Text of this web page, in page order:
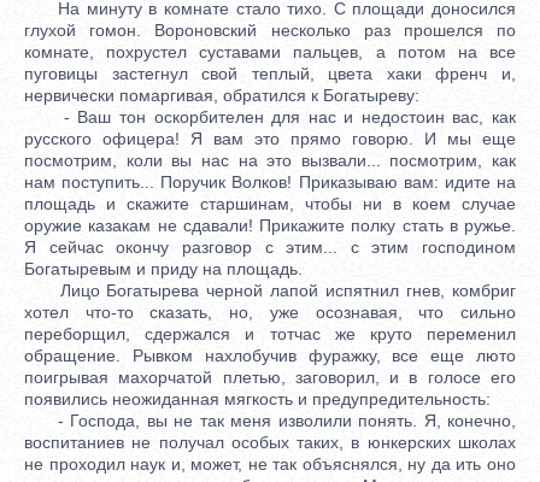
На минуту в комнате стало тихо. С площади доносился
глухой гомон. Вороновский несколько раз прошелся по
комнате, похрустел суставами пальцев, а потом на все
пуговицы застегнул свой теплый, цвета хаки френч и,
нервически помаргивая, обратился к Богатыреву:
- Ваш тон оскорбителен для нас и недостоин вас, как
русского офицера! Я вам это прямо говорю. И мы еще
посмотрим, коли вы нас на это вызвали... посмотрим, как
нам поступить... Поручик Волков! Приказываю вам: идите на
площадь и скажите старшинам, чтобы ни в коем случае
оружие казакам не сдавали! Прикажите полку стать в ружье.
Я сейчас окончу разговор с этим... с этим господином
Богатыревым и приду на площадь.
Лицо Богатырева черной лапой испятнил гнев, комбриг
хотел что-то сказать, но, уже осознавая, что сильно
переборщил, сдержался и тотчас же круто переменил
обращение. Рывком нахлобучив фуражку, все еще люто
поигрывая махорчатой плетью, заговорил, и в голосе его
появились неожиданная мягкость и предупредительность:
- Господа, вы не так меня изволили понять. Я, конечно,
воспитаниев не получал особых таких, в юнкерских школах
не проходил наук и, может, не так объяснялся, ну да ить оно